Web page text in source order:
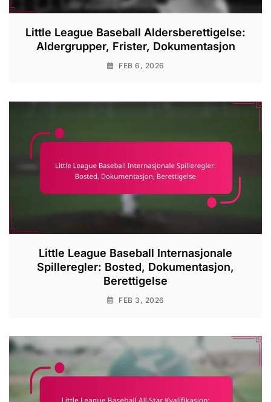
Little League Baseball Aldersberettigelse:
Aldergrupper, Frister, Dokumentasjon
FEB 6, 2026
Little League Baseball Internasjonale
Spilleregler: Bosted, Dokumentasjon,
Berettigelse
FEB 3, 2026